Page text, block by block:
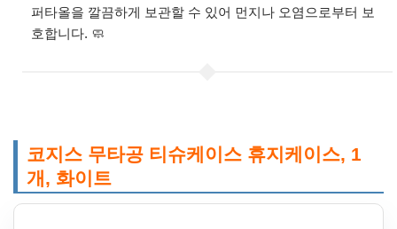
퍼타올을 깔끔하게 보관할 수 있어 먼지나 오염으로부터 보
호합니다. 🧼
코지스 무타공 티슈케이스 휴지케이스, 1
개, 화이트